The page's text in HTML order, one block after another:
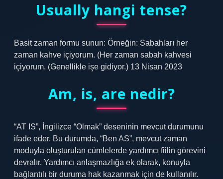
Usually hangi tense?
Basit zaman formu sunun: Örneğin: Sabahları her
zaman kahve içiyorum. (Her zaman sabah kahvesi
içiyorum. (Genellikle işe gidiyor.) 13 Nisan 2023
Am, is, are nedir?
“AT IS”, İngilizce “Olmak” deseninin mevcut durumunu
ifade eder. Bu durumda, “Ben AS”, mevcut zaman
moduyla oluşturulan cümlelerde yardımcı fiilin görevini
devralır. Yardımcı anlaşmazlığa ek olarak, konuyla
bağlantılı bir duruma hak kazanmak için de kullanılır.